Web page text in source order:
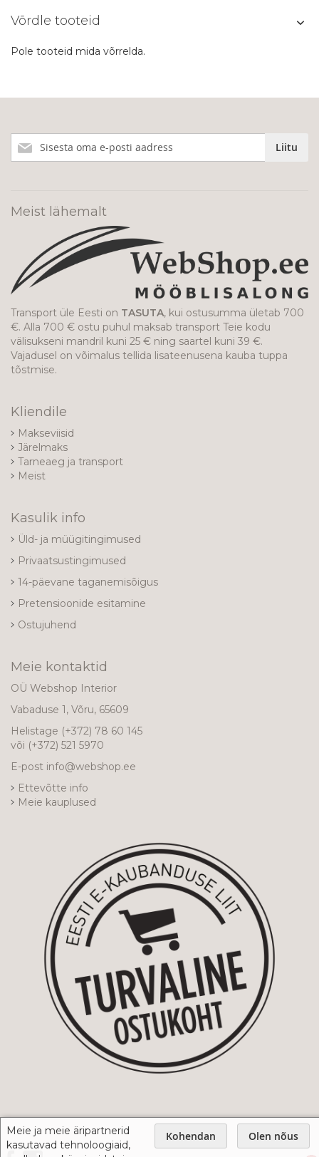
Meie ja meie äripartnerid
kasutavad tehnoloogiaid,
Kohendan Olen nõus
Võrdle tooteid
Pole tooteid mida võrrelda.
meie
Liitu
Meist lähemalt
Transport üle Eesti on TASUTA, kui ostusumma ületab 700
€. Alla 700 € ostu puhul maksab transport Teie kodu
välisukseni mandril kuni 25 € ning saartel kuni 39 €.
Vajadusel on võimalus tellida lisateenusena kauba tuppa
tõstmise.
Kliendile
Makseviisid
Järelmaks
Tarneaeg ja transport
Meist
Kasulik info
Üld- ja müügitingimused
Privaatsustingimused
14-päevane taganemisõigus
Pretensioonide esitamine
Ostujuhend
Meie kontaktid
OÜ Webshop Interior
Vabaduse 1, Võru, 65609
Helistage (+372) 78 60 145
või (+372) 521 5970
E-post info@webshop.ee
Ettevõtte info
Meie kauplused